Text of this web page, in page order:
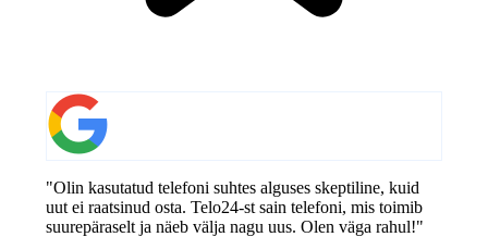
"Olin kasutatud telefoni suhtes alguses skeptiline, kuid
uut ei raatsinud osta. Telo24-st sain telefoni, mis toimib
suurepäraselt ja näeb välja nagu uus. Olen väga rahul!"